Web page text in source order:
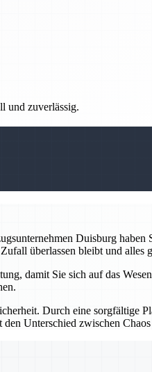
und zuverlässig.
Duisburg haben
überlassen bleibt und alles
damit Sie sich auf das
Durch eine sorgfältige
Unterschied zwischen